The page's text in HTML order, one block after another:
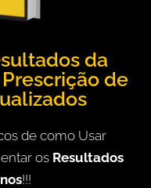
da
de
de como Usar
os Resultados
!!!